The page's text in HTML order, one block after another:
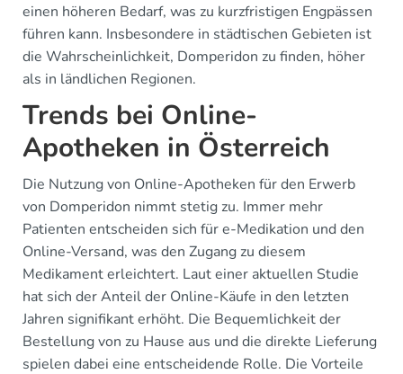
einen höheren Bedarf, was zu kurzfristigen Engpässen
führen kann. Insbesondere in städtischen Gebieten ist
die Wahrscheinlichkeit, Domperidon zu finden, höher
als in ländlichen Regionen.
Trends bei Online-
Apotheken in Österreich
Die Nutzung von Online-Apotheken für den Erwerb
von Domperidon nimmt stetig zu. Immer mehr
Patienten entscheiden sich für e-Medikation und den
Online-Versand, was den Zugang zu diesem
Medikament erleichtert. Laut einer aktuellen Studie
hat sich der Anteil der Online-Käufe in den letzten
Jahren signifikant erhöht. Die Bequemlichkeit der
Bestellung von zu Hause aus und die direkte Lieferung
spielen dabei eine entscheidende Rolle. Die Vorteile